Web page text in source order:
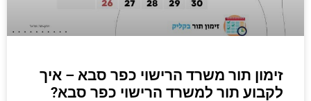
זימון תור משרד הרישוי כפר סבא – איך
לקבוע תור למשרד הרישוי כפר סבא?